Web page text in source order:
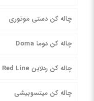
چاله کن دستی موتوری
چاله کن دوما Doma
چاله کن ردلاین Red Line
چاله کن میتسوبیشی